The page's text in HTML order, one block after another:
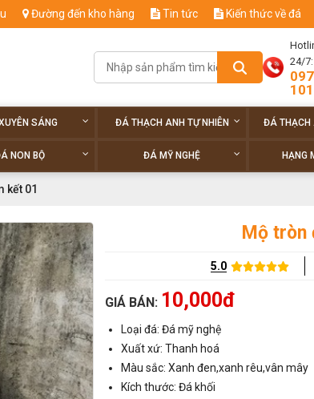
Đường đến kho hàng Tin tức Kiến thức về đá
24/7:
SÁNG ĐÁ THẠCH ANH TỰ NHIÊN ĐÁ THẠCH
NON BỘ ĐÁ MỸ NGHỆ HẠNG
kết 01
Mộ tròn
5.0
GIÁ BÁN: 10,000đ
Loại đá: Đá mỹ nghệ
Xuất xứ: Thanh hoá
Màu sắc: Xanh đen,xanh rêu,vân mây
Kích thước: Đá khối